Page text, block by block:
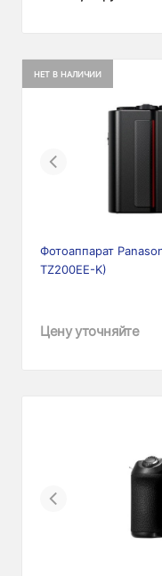
НЕТ В НАЛИЧИИ
Previous
Фотоаппарат
TZ200EE-K)
Цену уточняйте
Previous